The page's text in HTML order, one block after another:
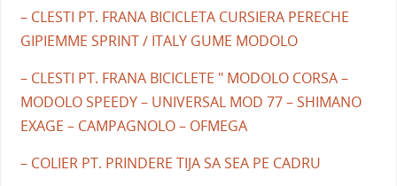
– CLESTI PT. FRANA BICICLETA CURSIERA PERECHE
GIPIEMME SPRINT / ITALY GUME MODOLO
– CLESTI PT. FRANA BICICLETE " MODOLO CORSA –
MODOLO SPEEDY – UNIVERSAL MOD 77 – SHIMANO
EXAGE – CAMPAGNOLO – OFMEGA
– COLIER PT. PRINDERE TIJA SA SEA PE CADRU